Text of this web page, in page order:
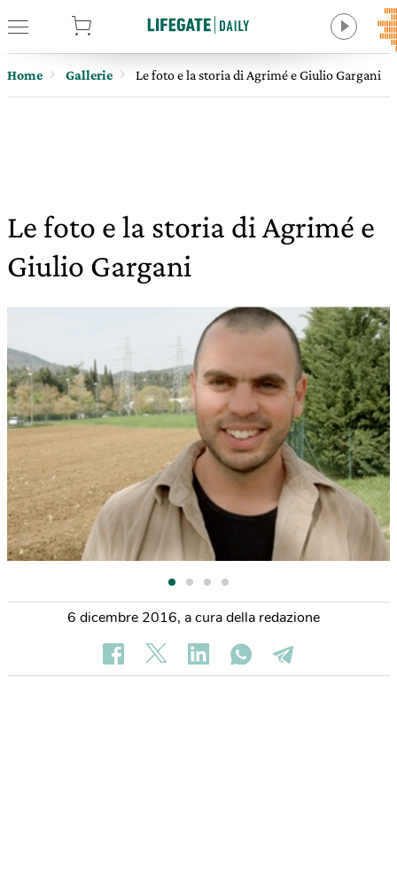
Home Gallerie Le foto e la storia di Agrimé e Giulio Gargani
Le foto e la storia di Agrimé e
Giulio Gargani
6 dicembre 2016, a cura della redazione